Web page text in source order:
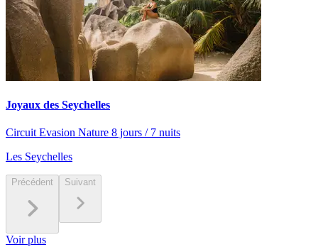
Joyaux des Seychelles
Circuit Evasion Nature 8 jours / 7 nuits
Les Seychelles
Précédent Suivant
Voir plus